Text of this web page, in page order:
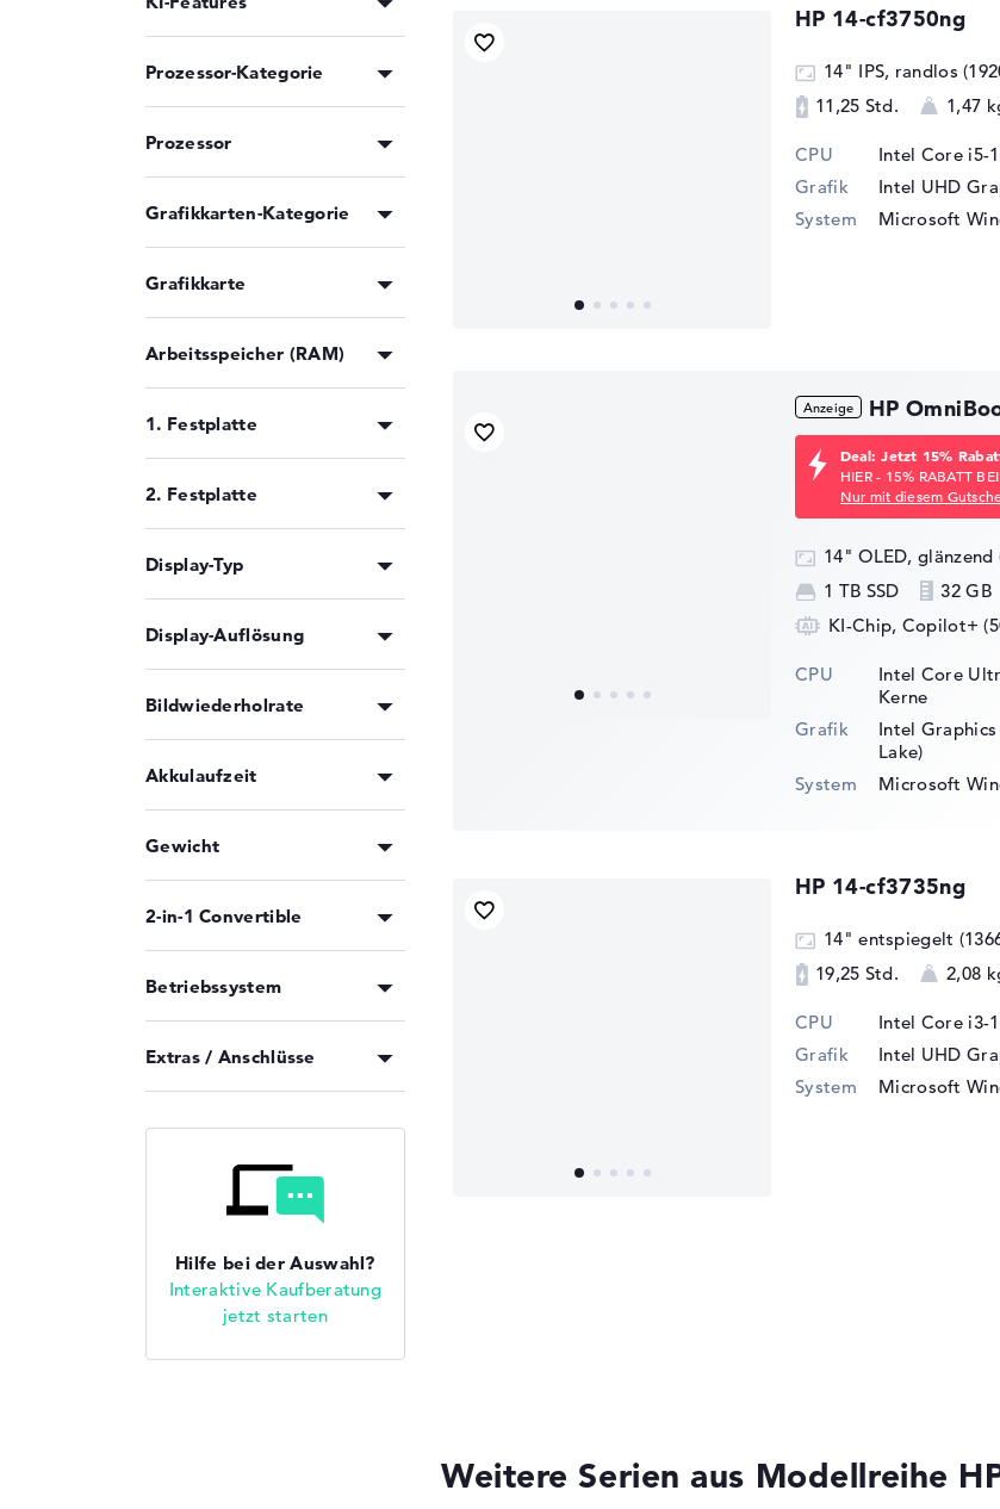
Prozessor-Kategorie
Prozessor
Grafikkarten-Kategorie
Grafikkarte
Arbeitsspeicher (RAM)
1. Festplatte
2. Festplatte
Display-Typ
Display-Auflösung
Bildwiederholrate
Akkulaufzeit
Gewicht
2-in-1 Convertible
Betriebssystem
Extras / Anschlüsse
Hilfe bei der Auswahl?
Interaktive Kaufberatung
jetzt starten
HP 14-cf3750ng
14" IPS, randlos
11,25 Std.
1,47
CPU Intel Core i5-
Grafik
Intel UHD
System
Microsoft
HP
Deal: Jetzt 15%
HIER - 15% RABATT
Nur mit diesem
14" OLED, glänzend
1 TB SSD
32 GB
KI-Chip, Copilot+
CPU Intel Core
Kerne
Grafik
Intel Graphics
Lake)
System
Microsoft
HP 14-cf3735ng
14" entspiegelt
19,25 Std.
2,08
CPU
Intel Core i3-
Grafik
Intel UHD
System
Microsoft
Weitere Serien aus Modellreihe